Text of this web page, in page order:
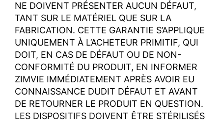
NE DOIVENT PRÉSENTER AUCUN DÉFAUT,
TANT SUR LE MATÉRIEL QUE SUR LA
FABRICATION. CETTE GARANTIE S’APPLIQUE
UNIQUEMENT À L’ACHETEUR PRIMITIF, QUI
DOIT, EN CAS DE DÉFAUT OU DE NON-
CONFORMITÉ DU PRODUIT, EN INFORMER
ZIMVIE IMMÉDIATEMENT APRÈS AVOIR EU
CONNAISSANCE DUDIT DÉFAUT ET AVANT
DE RETOURNER LE PRODUIT EN QUESTION.
LES DISPOSITIFS DOIVENT ÊTRE STÉRILISÉS